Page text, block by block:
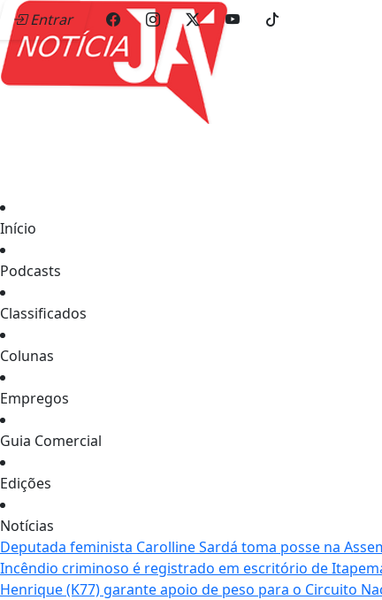
Entrar
Início
Podcasts
Classificados
Colunas
Empregos
Guia Comercial
Edições
Notícias
Deputada feminista Carolline Sardá toma posse na
Incêndio criminoso é registrado em escritório de
Henrique (K77) garante apoio de peso para o Circuito